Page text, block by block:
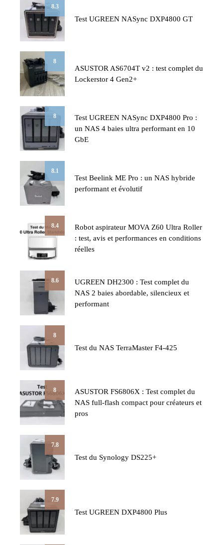
8.3
Test UGREEN NASync DXP4800 GT
8
ASUSTOR AS6704T v2 : test complet du
Lockerstor 4 Gen2+
8
Test UGREEN NASync DXP4800 Pro :
un NAS 4 baies ultra performant en 10
GbE
8.1
Test Beelink ME Pro : un NAS hybride
performant et évolutif
8.4
Robot aspirateur MOVA Z60 Ultra Roller
: test, avis et performances en conditions
réelles
8.6
UGREEN DH2300 : Test complet du
NAS 2 baies abordable, silencieux et
performant
8
Test du NAS TerraMaster F4-425
8
ASUSTOR FS6806X : Test complet du
NAS full-flash compact pour créateurs et
pros
7.8
Test du Synology DS225+
7.9
Test UGREEN DXP4800 Plus